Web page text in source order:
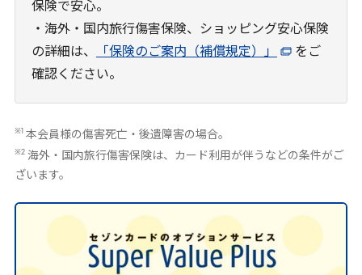
保険で安心。
・海外・国内旅行傷害保険、ショッピング安心保険
の詳細は、
「保険のご案内（補償規定）」
をご
確認ください。
※1 本会員様の傷害死亡・後遺障害の場合。
※2海外・国内旅行傷害保険は、カード利用が伴うなどの条件がご
ざいます。